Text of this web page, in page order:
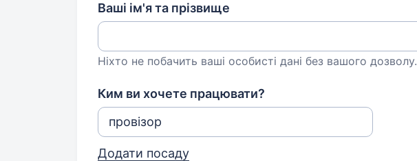
Ваші ім'я та прізвище
Ніхто не побачить ваші особисті дані без вашого дозволу.
Ким ви хочете працювати?
Додати посаду